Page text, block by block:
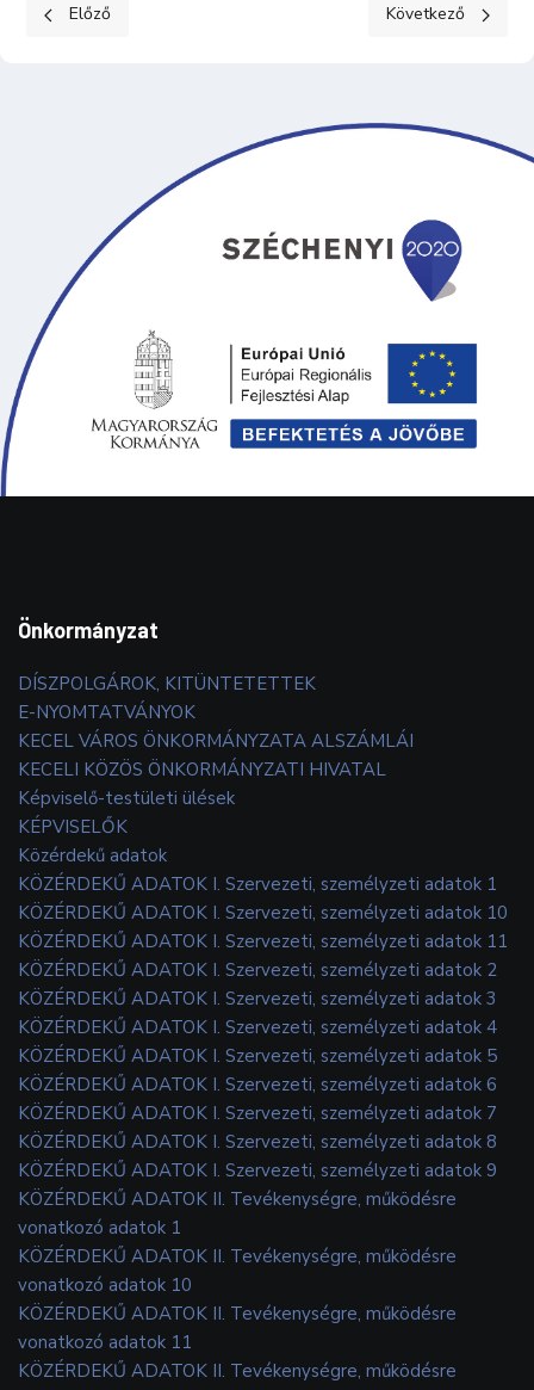
Előző cikk: KECELI RENDŐRŐRS
Előző Következő cikk:
Következő
Önkormányzat
DÍSZPOLGÁROK, KITÜNTETETTEK
E-NYOMTATVÁNYOK
KECEL VÁROS ÖNKORMÁNYZATA ALSZÁMLÁI
KECELI KÖZÖS ÖNKORMÁNYZATI HIVATAL
Képviselő-testületi ülések
KÉPVISELŐK
Közérdekű adatok
KÖZÉRDEKŰ ADATOK I. Szervezeti, személyzeti adatok 1
KÖZÉRDEKŰ ADATOK I. Szervezeti, személyzeti adatok 10
KÖZÉRDEKŰ ADATOK I. Szervezeti, személyzeti adatok 11
KÖZÉRDEKŰ ADATOK I. Szervezeti, személyzeti adatok 2
KÖZÉRDEKŰ ADATOK I. Szervezeti, személyzeti adatok 3
KÖZÉRDEKŰ ADATOK I. Szervezeti, személyzeti adatok 4
KÖZÉRDEKŰ ADATOK I. Szervezeti, személyzeti adatok 5
KÖZÉRDEKŰ ADATOK I. Szervezeti, személyzeti adatok 6
KÖZÉRDEKŰ ADATOK I. Szervezeti, személyzeti adatok 7
KÖZÉRDEKŰ ADATOK I. Szervezeti, személyzeti adatok 8
KÖZÉRDEKŰ ADATOK I. Szervezeti, személyzeti adatok 9
KÖZÉRDEKŰ ADATOK II. Tevékenységre, működésre
vonatkozó adatok 1
KÖZÉRDEKŰ ADATOK II. Tevékenységre, működésre
vonatkozó adatok 10
KÖZÉRDEKŰ ADATOK II. Tevékenységre, működésre
vonatkozó adatok 11
KÖZÉRDEKŰ ADATOK II. Tevékenységre, működésre